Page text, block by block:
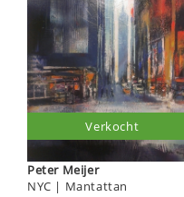
Peter Meijer
NYC | Mantattan
Verkocht